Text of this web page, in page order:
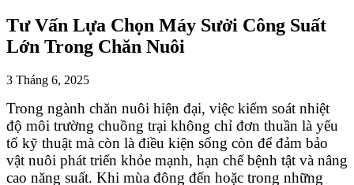
Tư Vấn Lựa Chọn Máy Sưởi Công Suất
Lớn Trong Chăn Nuôi
3 Tháng 6, 2025
Trong ngành chăn nuôi hiện đại, việc kiểm soát nhiệt
độ môi trường chuồng trại không chỉ đơn thuần là yếu
tố kỹ thuật mà còn là điều kiện sống còn để đảm bảo
vật nuôi phát triển khỏe mạnh, hạn chế bệnh tật và nâng
cao năng suất. Khi mùa đông đến hoặc trong những